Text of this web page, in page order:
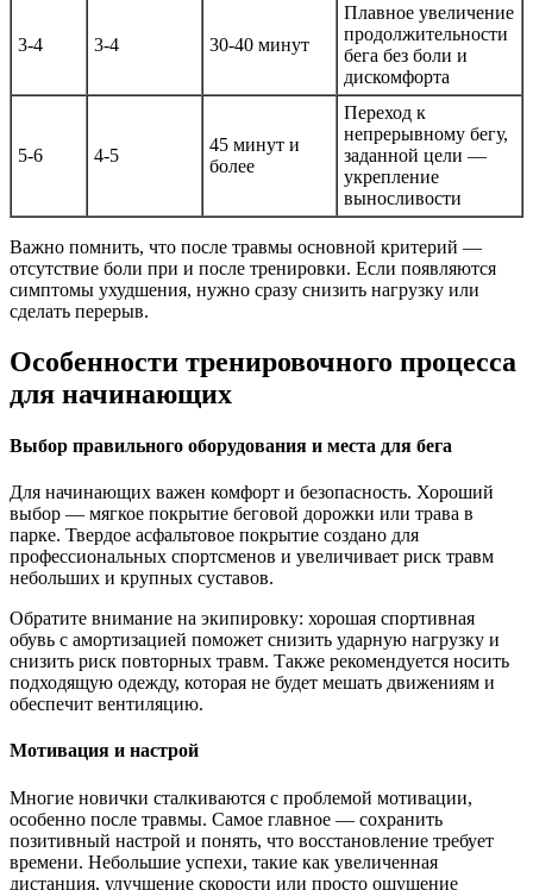
3-4 3-4 30-40 минут
Плавное увеличение
продолжительности
бега без боли и
дискомфорта
5-6 4-5
45 минут и
более
Переход к
непрерывному бегу,
заданной цели —
укрепление
выносливости
Важно помнить, что после травмы основной критерий —
отсутствие боли при и после тренировки. Если появляются
симптомы ухудшения, нужно сразу снизить нагрузку или
сделать перерыв.
Особенности тренировочного процесса
для начинающих
Выбор правильного оборудования и места для бега
Для начинающих важен комфорт и безопасность. Хороший
выбор — мягкое покрытие беговой дорожки или трава в
парке. Твердое асфальтовое покрытие создано для
профессиональных спортсменов и увеличивает риск травм
небольших и крупных суставов.
Обратите внимание на экипировку: хорошая спортивная
обувь с амортизацией поможет снизить ударную нагрузку и
снизить риск повторных травм. Также рекомендуется носить
подходящую одежду, которая не будет мешать движениям и
обеспечит вентиляцию.
Мотивация и настрой
Многие новички сталкиваются с проблемой мотивации,
особенно после травмы. Самое главное — сохранить
позитивный настрой и понять, что восстановление требует
времени. Небольшие успехи, такие как увеличенная
дистанция, улучшение скорости или просто ощущение